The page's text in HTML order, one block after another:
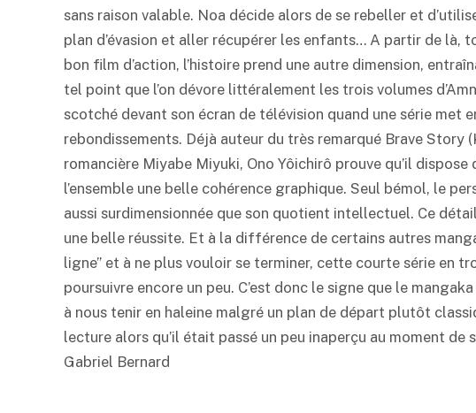
sans raison valable. Noa décide alors de se rebeller et
plan d’évasion et aller récupérer les enfants… A partir de là,
bon film d’action, l’histoire prend une autre dimension,
tel point que l’on dévore littéralement les trois volumes
scotché devant son écran de télévision quand une série met
rebondissements. Déjà auteur du très remarqué Brave Story
romancière Miyabe Miyuki, Ono Yôichirô prouve qu’il
l’ensemble une belle cohérence graphique. Seul bémol, le
aussi surdimensionnée que son quotient intellectuel. Ce
une belle réussite. Et à la différence de certains autres
ligne” et à ne plus vouloir se terminer, cette courte série en
poursuivre encore un peu. C’est donc le signe que le
à nous tenir en haleine malgré un plan de départ plutôt
lecture alors qu’il était passé un peu inaperçu au moment de
Gabriel Bernard